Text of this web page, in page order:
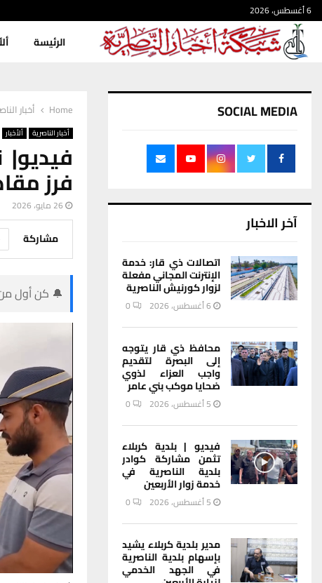
6 أغسطس، 2026
الرئيسة
Home أخبار
أخبار الناصرية ألأخبار
فرز مقاطعة 117 الشبكات
26 مايو، 2026
مشاركة
🔔 كن أول من
SOCIAL MEDIA
آخر الاخبار
اتصالات ذي قار: خدمة
الإنترنت المجاني مفعلة
لزوار كورنيش الناصرية
6 أغسطس، 2026 0
محافظ ذي قار يتوجه
إلى البصرة لتقديم
واجب العزاء لذوي
ضحايا موكب بني عامر
5 أغسطس، 2026 0
فيديو | بلدية كربلاء
تثمن مشاركة كوادر
بلدية الناصرية في
خدمة زوار الأربعين
5 أغسطس، 2026 0
مدير بلدية كربلاء يشيد
بإسهام بلدية الناصرية
في الجهد الخدمي